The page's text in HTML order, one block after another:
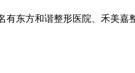
东方和谐整形医院、禾美